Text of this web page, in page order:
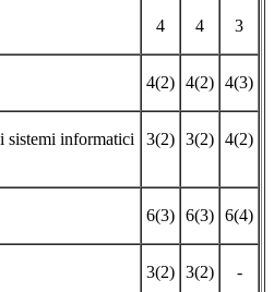
4 4 3
4(2) 4(2) 4(3)
sistemi informatici
3(2) 3(2) 4(2)
6(3) 6(3) 6(4)
3(2) 3(2) -